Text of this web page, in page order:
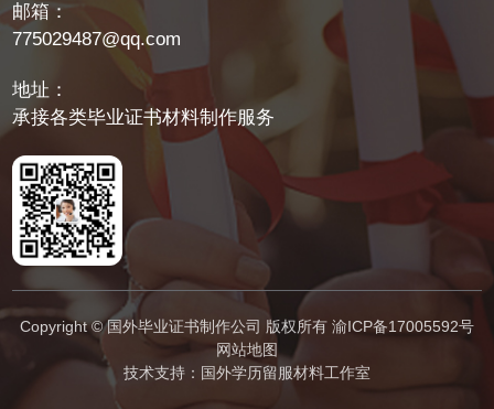
邮箱：
775029487@qq.com
地址：
承接各类毕业证书材料制作服务
Copyright © 国外毕业证书制作公司 版权所有 渝ICP备17005592号
网站地图
技术支持： 国外学历留服材料工作室